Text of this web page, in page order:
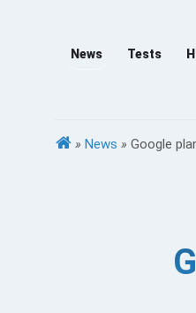
News Tests
» News » Google